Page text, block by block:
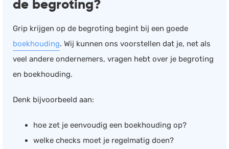
de begroting?
Grip krijgen op de begroting begint bij een goede
boekhouding. Wij kunnen ons voorstellen dat je, net als
veel andere ondernemers, vragen hebt over je begroting
en boekhouding.
Denk bijvoorbeeld aan:
hoe zet je eenvoudig een boekhouding op?
welke checks moet je regelmatig doen?